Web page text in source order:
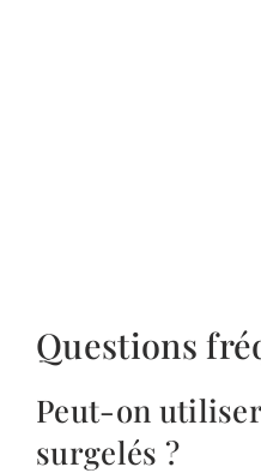
Questions
Peut-on
surgelés ?